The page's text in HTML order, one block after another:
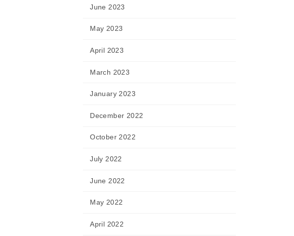
June 2023
May 2023
April 2023
March 2023
January 2023
December 2022
October 2022
July 2022
June 2022
May 2022
April 2022